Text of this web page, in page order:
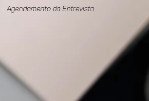
Agendamento da Entrevista